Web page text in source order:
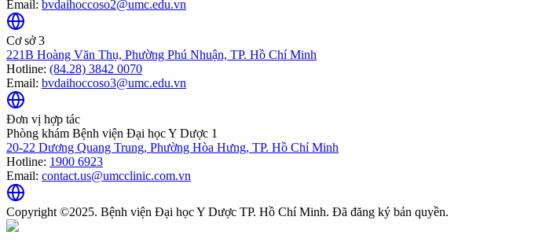
Email: bvdaihoccoso2@umc.edu.vn
Cơ sở 3
221B Hoàng Văn Thụ, Phường Phú Nhuận, TP. Hồ Chí Minh
Hotline: (84.28) 3842 0070
Email: bvdaihoccoso3@umc.edu.vn
Đơn vị hợp tác
Phòng khám Bệnh viện Đại học Y Dược 1
20-22 Dương Quang Trung, Phường Hòa Hưng, TP. Hồ Chí Minh
Hotline: 1900 6923
Email: contact.us@umcclinic.com.vn
Copyright ©2025. Bệnh viện Đại học Y Dược TP. Hồ Chí Minh. Đã đăng ký bản quyền.